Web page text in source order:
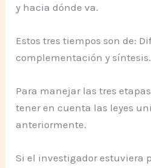
y hacia dónde va.
Estos tres tiempos son de:
complementación y síntesis.
Para manejar las tres
tener en cuenta las leyes
anteriormente.
Si el investigador estuviera